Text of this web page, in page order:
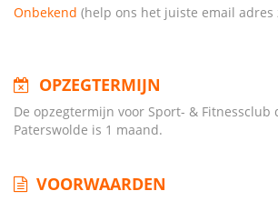
Onbekend (help ons het juiste email adres
OPZEGTERMIJN
De opzegtermijn voor Sport- & Fitnessclub
Paterswolde is 1 maand.
VOORWAARDEN